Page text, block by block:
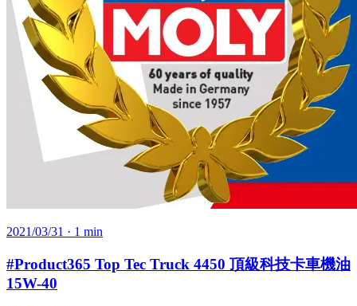
2021/03/31 · 1 min
#Product365 Top Tec Truck 4450 頂級科技卡車機油
15W-40